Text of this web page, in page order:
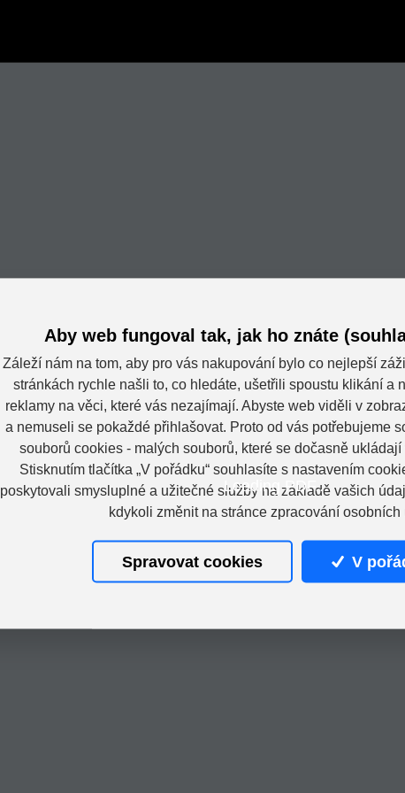
Loading PDF...
Aby web fungoval tak, jak ho znáte
Záleží nám na tom, aby pro vás nakupování bylo co nejlepší
stránkách rychle našli to, co hledáte, ušetřili spoustu klikání a
reklamy na věci, které vás nezajímají. Abyste web viděli v
a nemuseli se pokaždé přihlašovat. Proto od vás potřebujeme
souborů cookies - malých souborů, které se dočasně ukládají
Stisknutím tlačítka „V pořádku“ souhlasíte s nastavením
poskytovali smysluplné a užitečné služby na základě vašich
kdykoli změnit na stránce zpracování osobních
Spravovat cookies V